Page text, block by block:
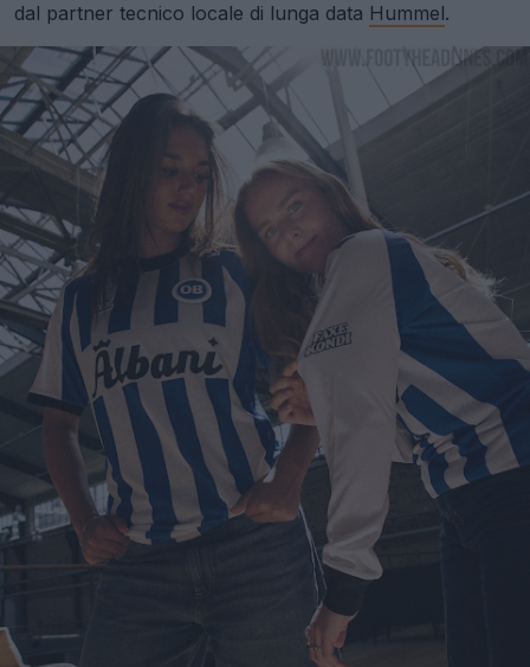
dal partner tecnico locale di lunga data Hummel.